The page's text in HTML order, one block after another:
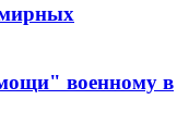
мирных
военному в